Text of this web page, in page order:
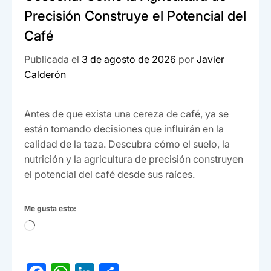
Precisión Construye el Potencial del
Café
Publicada el 3 de agosto de 2026 por Javier
Calderón
Antes de que exista una cereza de café, ya se
están tomando decisiones que influirán en la
calidad de la taza. Descubra cómo el suelo, la
nutrición y la agricultura de precisión construyen
el potencial del café desde sus raíces.
Me gusta esto:
Cargando...